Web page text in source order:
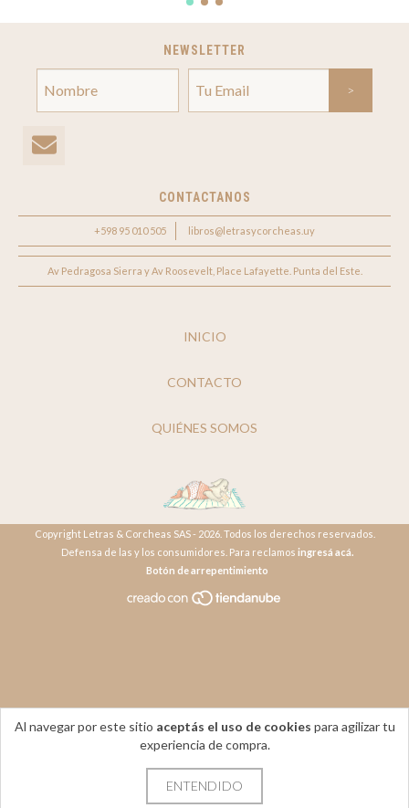
Al navegar por este sitio aceptás el uso de cookies para agilizar tu
experiencia de compra.
ENTENDIDO
NEWSLETTER
CONTACTANOS
+598 95 010 505 libros@letrasycorcheas.uy
Av Pedragosa Sierra y Av Roosevelt, Place Lafayette. Punta del Este.
INICIO
CONTACTO
QUIÉNES SOMOS
Copyright Letras & Corcheas SAS - 2026. Todos los derechos reservados.
Defensa de las y los consumidores. Para reclamos ingresá acá.
Botón de arrepentimiento